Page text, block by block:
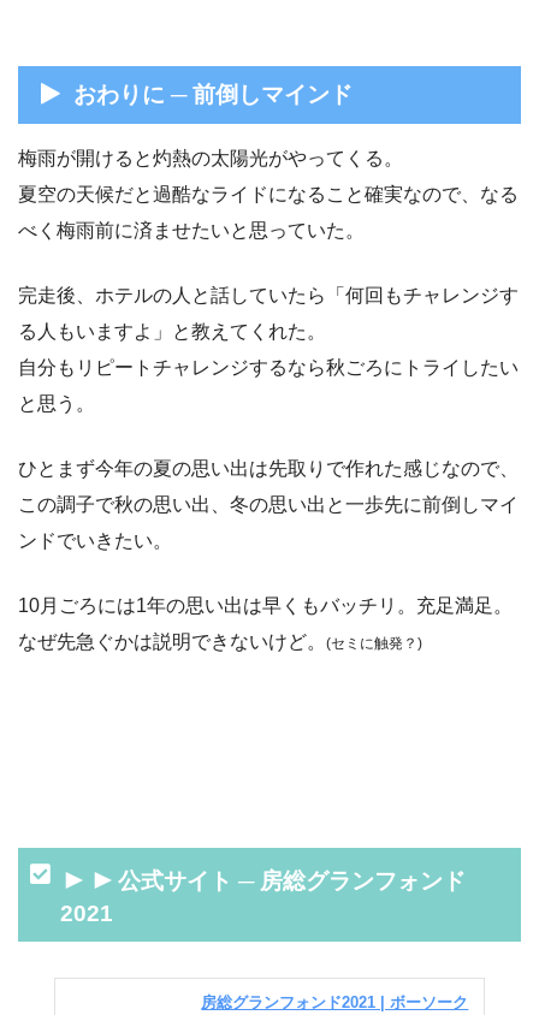
おわりに ─ 前倒しマインド
梅雨が開けると灼熱の太陽光がやってくる。
夏空の天候だと過酷なライドになること確実なので、なる
べく梅雨前に済ませたいと思っていた。
完走後、ホテルの人と話していたら「何回もチャレンジす
る人もいますよ」と教えてくれた。
自分もリピートチャレンジするなら秋ごろにトライしたい
と思う。
ひとまず今年の夏の思い出は先取りで作れた感じなので、
この調子で秋の思い出、冬の思い出と一歩先に前倒しマイ
ンドでいきたい。
10月ごろには1年の思い出は早くもバッチリ。充足満足。
なぜ先急ぐかは説明できないけど。
(セミに触発？)
►► 公式サイト ─ 房総グランフォンド
2021
房総グランフォンド2021 | ボーソーク